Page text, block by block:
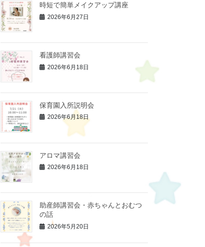
時短で簡単メイクアップ講座
2026年6月27日
看護師講習会
2026年6月18日
保育園入所説明会
2026年6月18日
アロマ講習会
2026年6月18日
助産師講習会・赤ちゃんとおむつ
の話
2026年5月20日